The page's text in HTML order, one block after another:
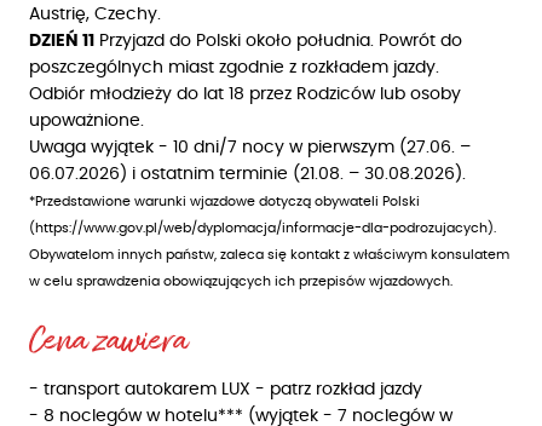
Austrię, Czechy.
DZIEŃ 11 Przyjazd do Polski około południa. Powrót do
poszczególnych miast zgodnie z rozkładem jazdy.
Odbiór młodzieży do lat 18 przez Rodziców lub osoby
upoważnione.
Uwaga wyjątek - 10 dni/7 nocy w pierwszym (27.06. –
06.07.2026) i ostatnim terminie (21.08. – 30.08.2026).
*Przedstawione warunki wjazdowe dotyczą obywateli Polski
(https://www.gov.pl/web/dyplomacja/informacje-dla-podrozujacych).
Obywatelom innych państw, zaleca się kontakt z właściwym konsulatem
w celu sprawdzenia obowiązujących ich przepisów wjazdowych.
Cena zawiera
- transport autokarem LUX - patrz rozkład jazdy
- 8 noclegów w hotelu*** (wyjątek - 7 noclegów w